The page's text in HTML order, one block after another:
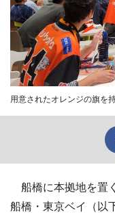
用意されたオレンジの旗を
船橋に本拠地を置
船橋・東京ベイ（以